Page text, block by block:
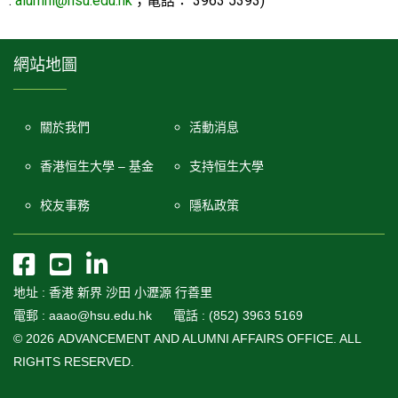
網站地圖
關於我們 活動消息
香港恒生大學 – 基金 支持恒生大學
校友事務 隱私政策
地址 : 香港 新界 沙田 小瀝源 行善里
電郵 : aaao@hsu.edu.hk 電話 : (852) 3963 5169
© 2026 ADVANCEMENT AND ALUMNI AFFAIRS OFFICE. ALL
RIGHTS RESERVED.